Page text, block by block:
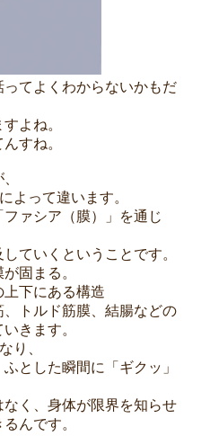
ってよくわからないかもだ
よね。
すね。
よって違います。
ァシア（膜）」を通じ
ていくということです。
固まる。
下にある構造
トルド筋膜、結腸などの
きます。
り、
とした瞬間に「ギクッ」
く、身体が限界を知らせ
んです。